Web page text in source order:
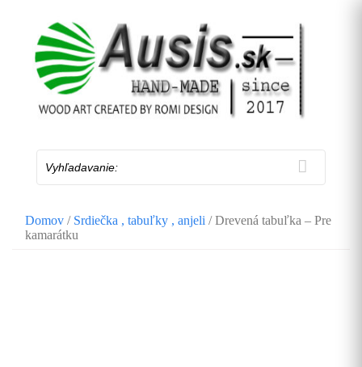
Domov / Srdiečka , tabuľky , anjeli / Drevená tabuľka – Pre
kamarátku